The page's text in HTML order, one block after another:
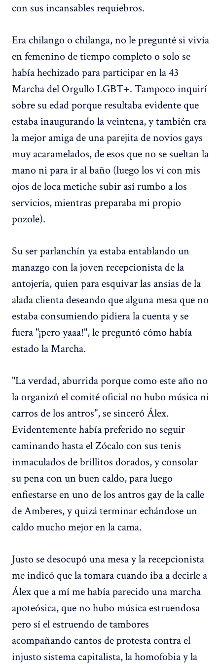
con sus incansables requiebros.
Era chilango o chilanga, no le pregunté si vivía
en femenino de tiempo completo o solo se
había hechizado para participar en la 43
Marcha del Orgullo LGBT+. Tampoco inquirí
sobre su edad porque resultaba evidente que
estaba inaugurando la veintena, y también era
la mejor amiga de una parejita de novios gays
muy acaramelados, de esos que no se sueltan la
mano ni para ir al baño (luego los vi con mis
ojos de loca metiche subir así rumbo a los
servicios, mientras preparaba mi propio
pozole).
Su ser parlanchín ya estaba entablando un
manazgo con la joven recepcionista de la
antojería, quien para esquivar las ansias de la
alada clienta deseando que alguna mesa que no
estaba consumiendo pidiera la cuenta y se
fuera "¡pero yaaa!", le preguntó cómo había
estado la Marcha.
"La verdad, aburrida porque como este año no
la organizó el comité oficial no hubo música ni
carros de los antros", se sinceró Álex.
Evidentemente había preferido no seguir
caminando hasta el Zócalo con sus tenis
inmaculados de brillitos dorados, y consolar
su pena con un buen caldo, para luego
enfiestarse en uno de los antros gay de la calle
de Amberes, y quizá terminar echándose un
caldo mucho mejor en la cama.
Justo se desocupó una mesa y la recepcionista
me indicó que la tomara cuando iba a decirle a
Álex que a mí me había parecido una marcha
apoteósica, que no hubo música estruendosa
pero sí el estruendo de tambores
acompañando cantos de protesta contra el
injusto sistema capitalista, la homofobia y la